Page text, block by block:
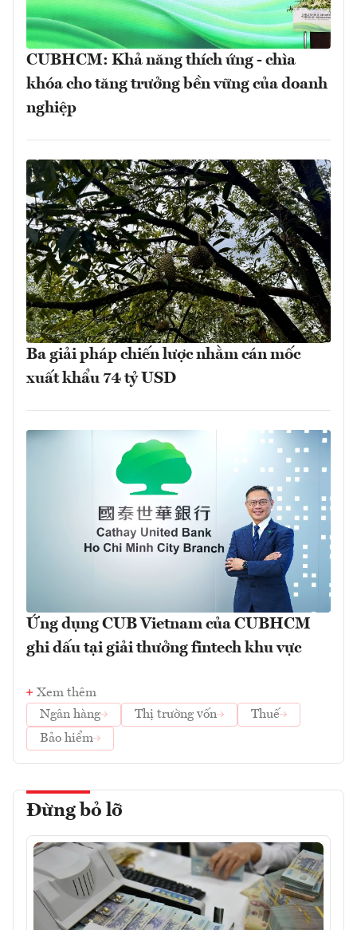
CUBHCM: Khả năng thích ứng - chìa
khóa cho tăng trưởng bền vững của doanh
nghiệp
Ba giải pháp chiến lược nhằm cán mốc
xuất khẩu 74 tỷ USD
Ứng dụng CUB Vietnam của CUBHCM
ghi dấu tại giải thưởng fintech khu vực
Xem thêm
Ngân hàng
Thị trường vốn
Thuế
Bảo hiểm
Đừng bỏ lỡ